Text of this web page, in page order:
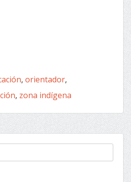
, orientador,
, zona indígena